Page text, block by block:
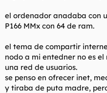
el ordenador anadaba con
P166 MMx con 64 de ram.
el tema de compartir
nodo a mi entedner no es
una red de usuarios.
se penso en ofrecer inet,
y tiraba de puta madre,